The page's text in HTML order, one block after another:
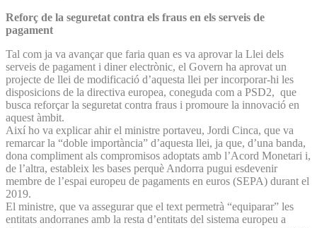
Reforç de la seguretat contra els fraus en els serveis de
pagament
Tal com ja va avançar que faria quan es va aprovar la Llei dels
serveis de pagament i diner electrònic, el Govern ha aprovat un
projecte de llei de modificació d’aquesta llei per incorporar-hi les
disposicions de la directiva europea, coneguda com a PSD2, que
busca reforçar la seguretat contra fraus i promoure la innovació en
aquest àmbit.
Així ho va explicar ahir el ministre portaveu, Jordi Cinca, que va
remarcar la “doble importància” d’aquesta llei, ja que, d’una banda,
dona compliment als compromisos adoptats amb l’Acord Monetari i,
de l’altra, estableix les bases perquè Andorra pugui esdevenir
membre de l’espai europeu de pagaments en euros (SEPA) durant el
2019.
El ministre, que va assegurar que el text permetrà “equiparar” les
entitats andorranes amb la resta d’entitats del sistema europeu a